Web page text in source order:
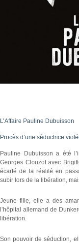
L’Affaire Pauline Dubuisson
Procès d’une séductrice
Pauline Dubuisson a été
Georges Clouzot avec
écarté de la réalité en
subir lors de la libération,
Jeune fille, elle a des
l’hôpital allemand de
libération.
Son pouvoir de séduction,